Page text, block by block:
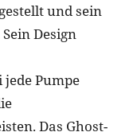
und sein
Design
Pumpe
Das Ghost-